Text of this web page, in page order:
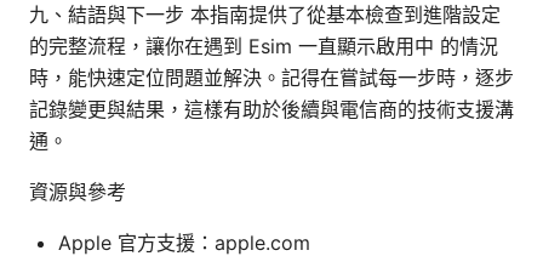
九、結語與下一步 本指南提供了從基本檢查到進階設定
的完整流程，讓你在遇到 Esim 一直顯示啟用中 的情況
時，能快速定位問題並解決。記得在嘗試每一步時，逐步
記錄變更與結果，這樣有助於後續與電信商的技術支援溝
通。
資源與參考
Apple 官方支援：apple.com